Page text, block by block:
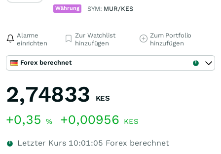
Währung SYM: MUR/KES
Alarme
einrichten
Zur Watchlist
hinzufügen
Zum Portfolio
hinzufügen
Forex berechnet
2,74833 KES
+0,35 % +0,00956 KES
Letzter Kurs 10:01:05 Forex berechnet